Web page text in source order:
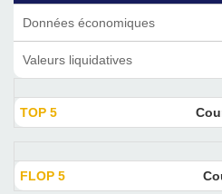
Données économiques
Valeurs liquidatives
TOP 5
FLOP 5